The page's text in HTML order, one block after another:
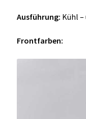
Ausführung: Kühl
Frontfarben: